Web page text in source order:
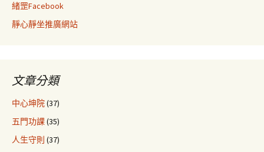
緒罡Facebook
靜心靜坐推廣網站
文章分類
中心坤院(37)
五門功課(35)
人生守則 (37)